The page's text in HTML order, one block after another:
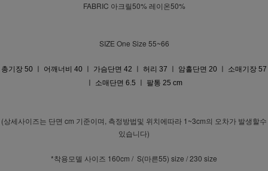
FABRIC 아크릴50% 레이온50%
SIZE One Size 55~66
총기장 50 ㅣ 어깨너비 40 ㅣ 가슴단면 42 ㅣ 허리 37 ㅣ 암홀단면 20 ㅣ 소매기장 57
ㅣ 소매단면 6.5 ㅣ 팔통 25 cm
(상세사이즈는 단면 cm 기준이며, 측정방법및 위치에따라 1~3cm의 오차가 발생할수
있습니다)
*착용모델 사이즈 160cm / S(마른55) size / 230 size